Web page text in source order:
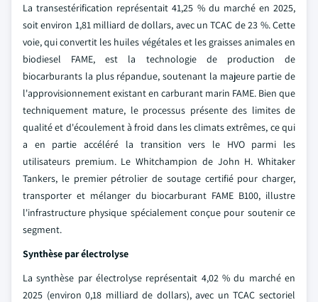
La transestérification représentait 41,25 % du marché en 2025,
soit environ 1,81 milliard de dollars, avec un TCAC de 23 %. Cette
voie, qui convertit les huiles végétales et les graisses animales en
biodiesel FAME, est la technologie de production de
biocarburants la plus répandue, soutenant la majeure partie de
l'approvisionnement existant en carburant marin FAME. Bien que
techniquement mature, le processus présente des limites de
qualité et d'écoulement à froid dans les climats extrêmes, ce qui
a en partie accéléré la transition vers le HVO parmi les
utilisateurs premium. Le Whitchampion de John H. Whitaker
Tankers, le premier pétrolier de soutage certifié pour charger,
transporter et mélanger du biocarburant FAME B100, illustre
l'infrastructure physique spécialement conçue pour soutenir ce
segment.
Synthèse par électrolyse
La synthèse par électrolyse représentait 4,02 % du marché en
2025 (environ 0,18 milliard de dollars), avec un TCAC sectoriel